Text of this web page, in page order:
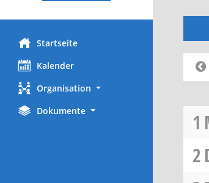
Startseite
Kalender
Organisation
Dokumente
1
2